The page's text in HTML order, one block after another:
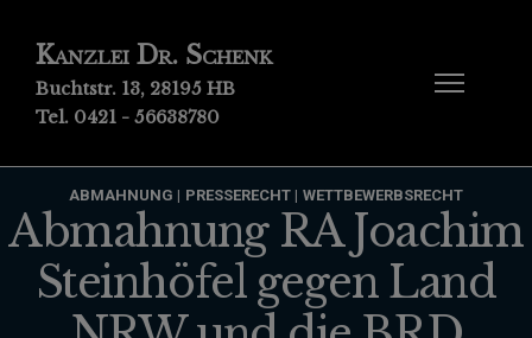
Kanzlei Dr. Schenk
Buchtstr. 13, 28195 HB
Tel. 0421 - 56638780
ABMAHNUNG PRESSERECHT WETTBEWERBSRECHT
Abmahnung RA Joachim
Steinhöfel gegen Land